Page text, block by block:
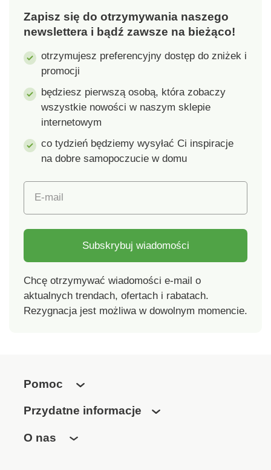
Zapisz się do otrzymywania naszego
newslettera i bądź zawsze na bieżąco!
otrzymujesz preferencyjny dostęp do zniżek i
promocji
będziesz pierwszą osobą, która zobaczy
wszystkie nowości w naszym sklepie
internetowym
co tydzień będziemy wysyłać Ci inspiracje
na dobre samopoczucie w domu
E-mail
Subskrybuj wiadomości
Chcę otrzymywać wiadomości e-mail o
aktualnych trendach, ofertach i rabatach.
Rezygnacja jest możliwa w dowolnym momencie.
Pomoc
Przydatne informacje
O nas